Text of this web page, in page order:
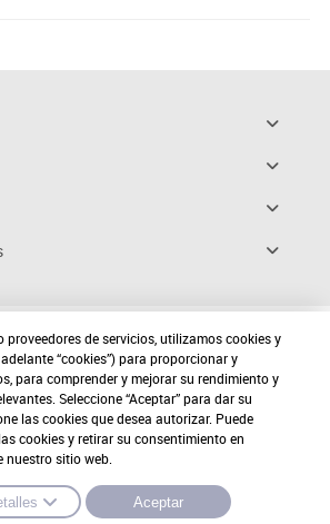
proveedores de servicios, utilizamos cookies y
“cookies”) para proporcionar y
para comprender y mejorar su rendimiento y
Seleccione “Aceptar” para dar su
las cookies que desea autorizar. Puede
cookies y retirar su consentimiento en
nuestro sitio web.
Aceptar